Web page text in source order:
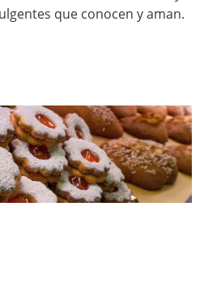
que conocen y aman.